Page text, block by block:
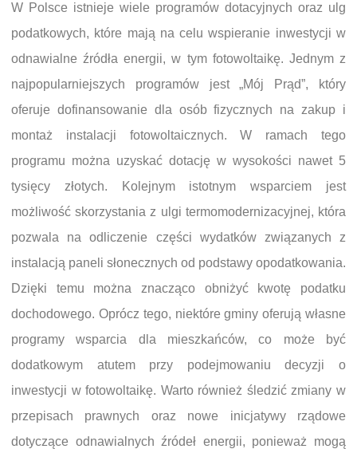
W Polsce istnieje wiele programów dotacyjnych oraz ulg
podatkowych, które mają na celu wspieranie inwestycji w
odnawialne źródła energii, w tym fotowoltaikę. Jednym z
najpopularniejszych programów jest „Mój Prąd”, który
oferuje dofinansowanie dla osób fizycznych na zakup i
montaż instalacji fotowoltaicznych. W ramach tego
programu można uzyskać dotację w wysokości nawet 5
tysięcy złotych. Kolejnym istotnym wsparciem jest
możliwość skorzystania z ulgi termomodernizacyjnej, która
pozwala na odliczenie części wydatków związanych z
instalacją paneli słonecznych od podstawy opodatkowania.
Dzięki temu można znacząco obniżyć kwotę podatku
dochodowego. Oprócz tego, niektóre gminy oferują własne
programy wsparcia dla mieszkańców, co może być
dodatkowym atutem przy podejmowaniu decyzji o
inwestycji w fotowoltaikę. Warto również śledzić zmiany w
przepisach prawnych oraz nowe inicjatywy rządowe
dotyczące odnawialnych źródeł energii, ponieważ mogą